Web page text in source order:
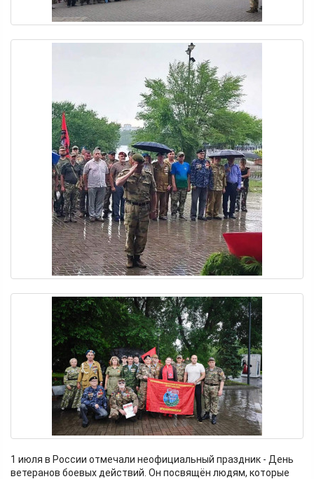
1 июля в России отмечали неофициальный праздник - День
ветеранов боевых действий. Он посвящён людям, которые